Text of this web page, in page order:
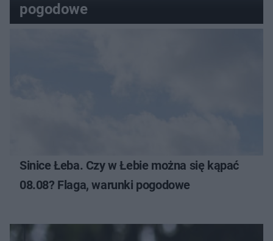
pogodowe
Sinice Łeba. Czy w Łebie można się kąpać
08.08? Flaga, warunki pogodowe